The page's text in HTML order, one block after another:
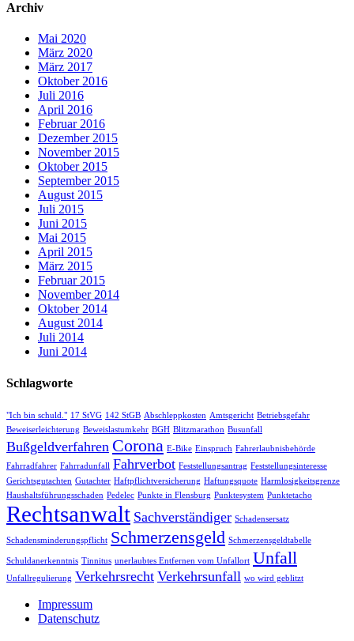
Archiv
Mai 2020
März 2020
März 2017
Oktober 2016
Juli 2016
April 2016
Februar 2016
Dezember 2015
November 2015
Oktober 2015
September 2015
August 2015
Juli 2015
Juni 2015
Mai 2015
April 2015
März 2015
Februar 2015
November 2014
Oktober 2014
August 2014
Juli 2014
Juni 2014
Schlagworte
"Ich bin schuld." 17 StVG 142 StGB Abschleppkosten Amtsgericht Betriebsgefahr
Beweiserleichterung Beweislastumkehr BGH Blitzmarathon Busunfall
Bußgeldverfahren Corona E-Bike Einspruch Fahrerlaubnisbehörde
Fahrradfahrer Fahrradunfall Fahrverbot Feststellungsantrag Feststellungsinteresse
Gerichtsgutachten Gutachter Haftpflichtversicherung Haftungsquote Harmlosigkeitsgrenze
Haushaltsführungsschaden Pedelec Punkte in Flensburg Punktesystem Punktetacho
Rechtsanwalt Sachverständiger Schadensersatz
Schadensminderungspflicht Schmerzensgeld Schmerzensgeldtabelle
Schuldanerkenntnis Tinnitus unerlaubtes Entfernen vom Unfallort Unfall
Unfallregulierung Verkehrsrecht Verkehrsunfall wo wird geblitzt
Impressum
Datenschutz